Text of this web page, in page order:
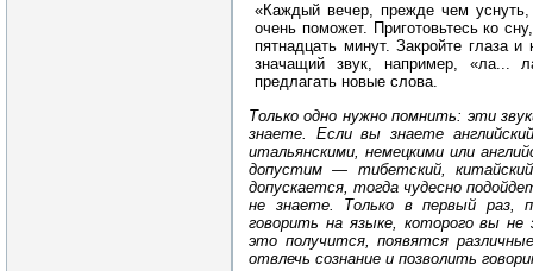
«Каждый вечер, прежде чем
очень поможет. Приготовьтесь ко
пятнадцать минут. Закройте глаза
значащий звук, например,
предлагать новые слова.
Только одно нужно помнить: эти
знаете. Если вы знаете
итальянскими, немецкими или
допустим — тибетский,
допускается, тогда чудесно
не знаете. Только в первый раз,
говорить на языке, которого вы
это получится, появятся
отвлечь сознание и позволить